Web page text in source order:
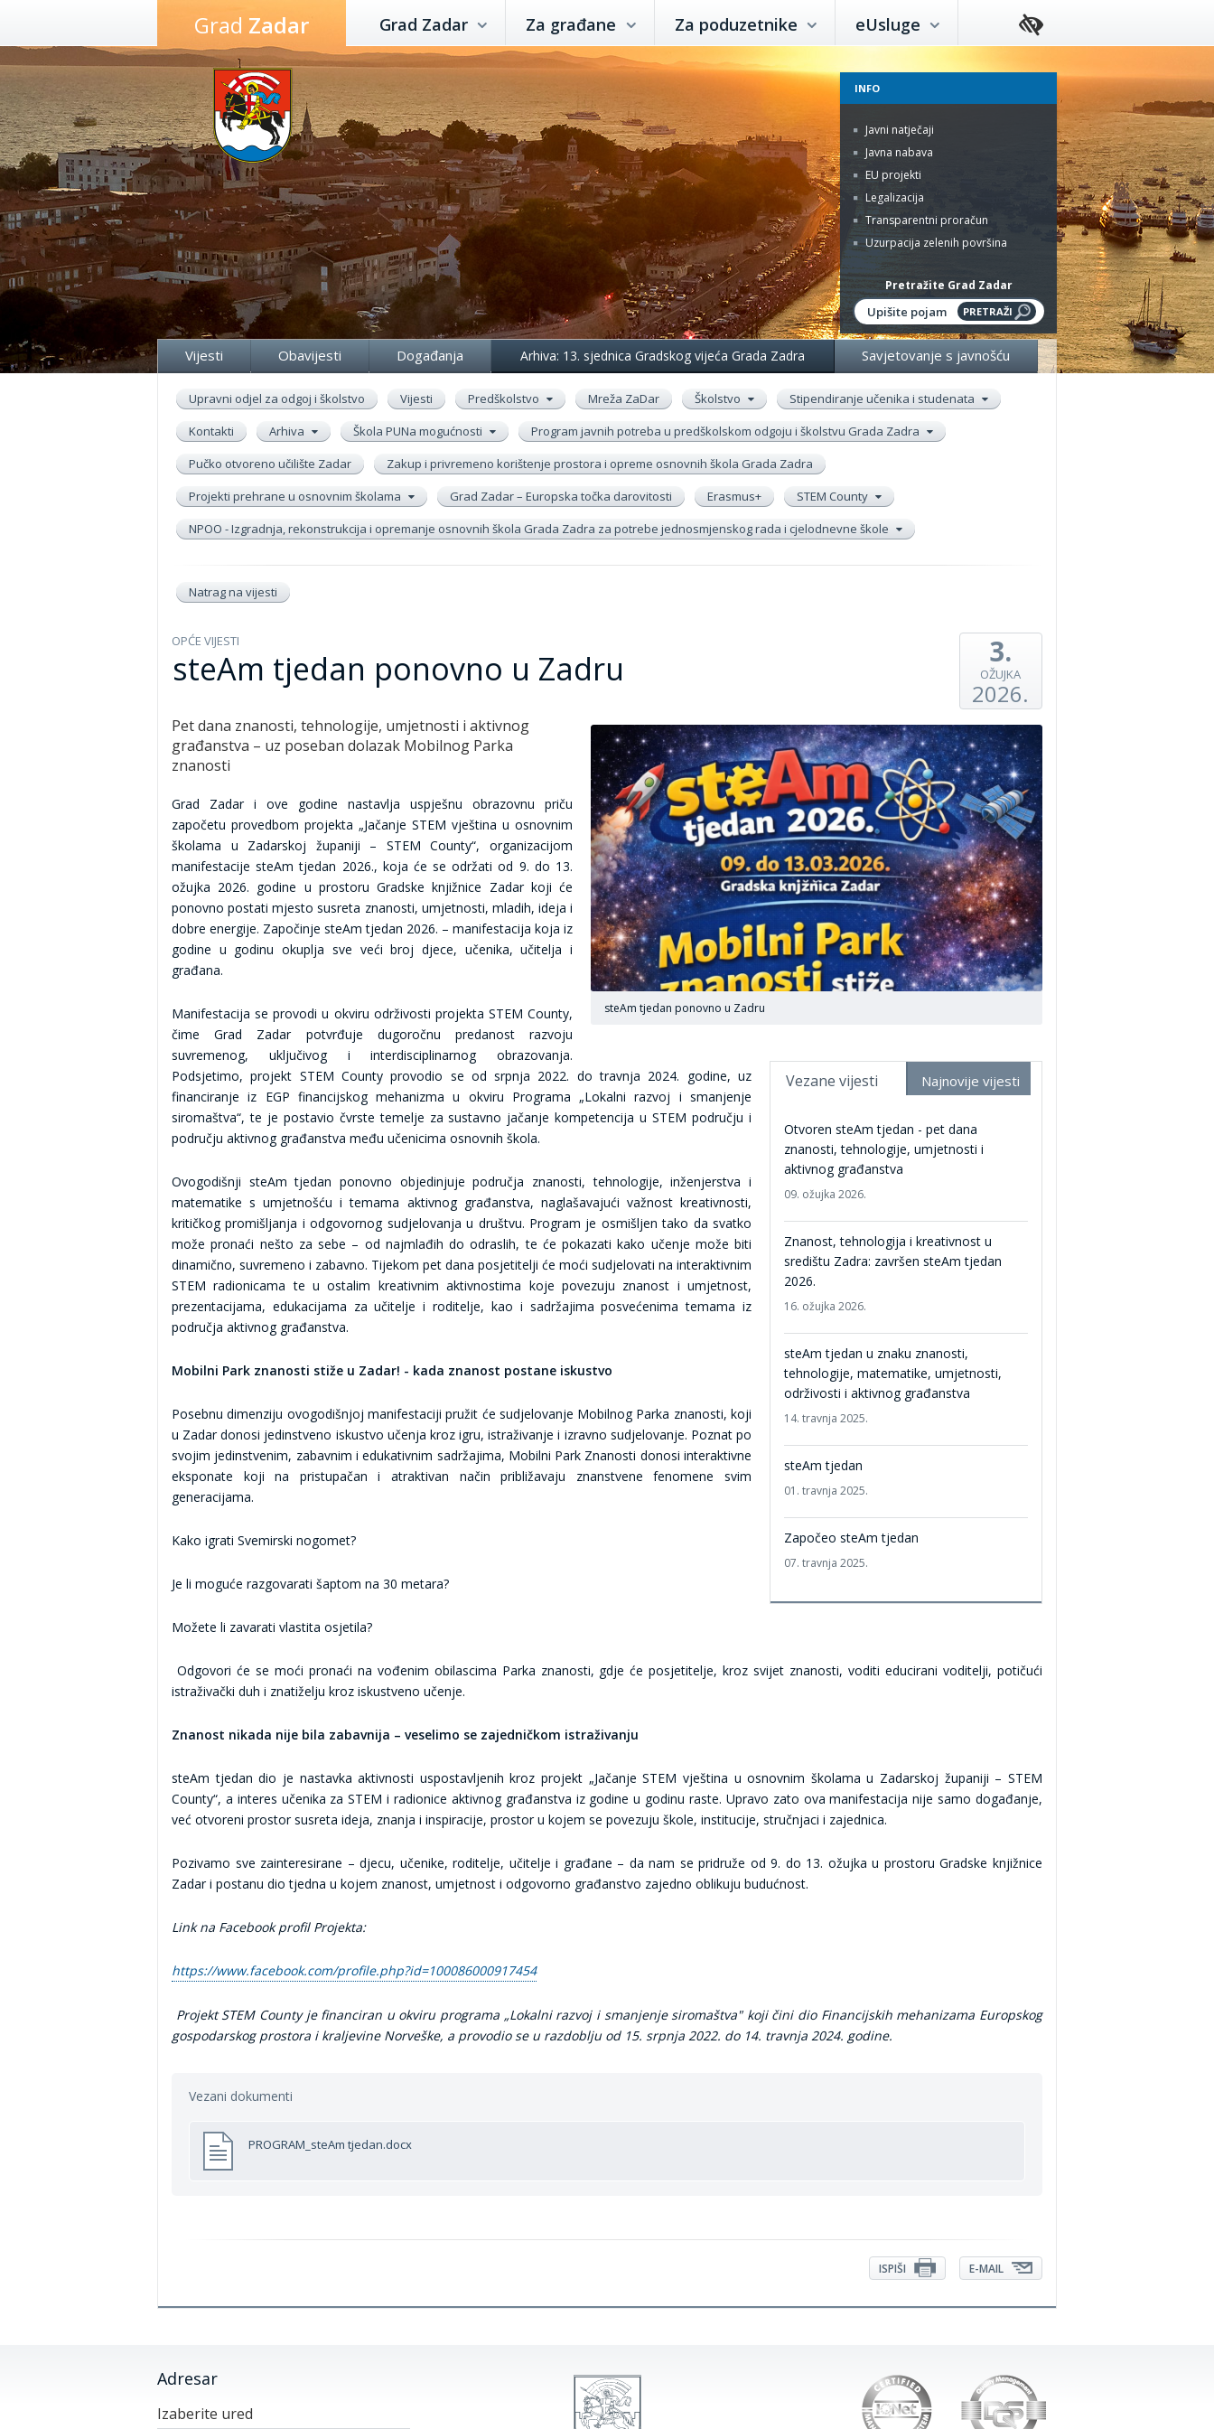
Preskoči
sadržaj
Grad Zadar Grad Zadar Za građane Za poduzetnike eUsluge
INFO
Javni natječaji
Javna nabava
EU projekti
Legalizacija
Transparentni proračun
Uzurpacija zelenih površina
Pretražite Grad Zadar
Vijesti Obavijesti Događanja Arhiva: 13. sjednica Gradskog vijeća Grada Zadra Savjetovanje s javnošću
Upravni odjel za odgoj i školstvo Vijesti Predškolstvo Mreža ZaDar Školstvo
Stipendiranje učenika i studenata
Kontakti
Arhiva Škola PUNa mogućnosti
Program javnih potreba u predškolskom odgoju i školstvu Grada Zadra
Pučko otvoreno učilište Zadar
Zakup i privremeno korištenje prostora i opreme osnovnih škola Grada Zadra
Projekti prehrane u osnovnim školama
Grad Zadar – Europska točka darovitosti Erasmus+
STEM County
NPOO - Izgradnja, rekonstrukcija i opremanje osnovnih škola Grada Zadra za potrebe jednosmjenskog rada i cjelodnevne škole
Natrag na vijesti
OPĆE VIJESTI
steAm tjedan ponovno u Zadru 3.
OŽUJKA
2026.
steAm tjedan ponovno u Zadru
Vezane vijesti Najnovije vijesti
Otvoren steAm tjedan - pet dana
znanosti, tehnologije, umjetnosti i
aktivnog građanstva
09. ožujka 2026.
Znanost, tehnologija i kreativnost u
središtu Zadra: završen steAm tjedan
2026.
16. ožujka 2026.
steAm tjedan u znaku znanosti,
tehnologije, matematike, umjetnosti,
održivosti i aktivnog građanstva
14. travnja 2025.
steAm tjedan
01. travnja 2025.
Započeo steAm tjedan
07. travnja 2025.
Pet dana znanosti, tehnologije, umjetnosti i aktivnog
građanstva – uz poseban dolazak Mobilnog Parka
znanosti
Grad Zadar i ove godine nastavlja uspješnu obrazovnu priču
započetu provedbom projekta „Jačanje STEM vještina u osnovnim
školama u Zadarskoj županiji – STEM County“, organizacijom
manifestacije steAm tjedan 2026., koja će se održati od 9. do 13.
ožujka 2026. godine u prostoru Gradske knjižnice Zadar koji će
ponovno postati mjesto susreta znanosti, umjetnosti, mladih, ideja i
dobre energije. Započinje steAm tjedan 2026. – manifestacija koja iz
godine u godinu okuplja sve veći broj djece, učenika, učitelja i
građana.
Manifestacija se provodi u okviru održivosti projekta STEM County,
čime Grad Zadar potvrđuje dugoročnu predanost razvoju
suvremenog, uključivog i interdisciplinarnog obrazovanja.
Podsjetimo, projekt STEM County provodio se od srpnja 2022. do travnja 2024. godine, uz
financiranje iz EGP financijskog mehanizma u okviru Programa „Lokalni razvoj i smanjenje
siromaštva“, te je postavio čvrste temelje za sustavno jačanje kompetencija u STEM području i
području aktivnog građanstva među učenicima osnovnih škola.
Ovogodišnji steAm tjedan ponovno objedinjuje područja znanosti, tehnologije, inženjerstva i
matematike s umjetnošću i temama aktivnog građanstva, naglašavajući važnost kreativnosti,
kritičkog promišljanja i odgovornog sudjelovanja u društvu. Program je osmišljen tako da svatko
može pronaći nešto za sebe – od najmlađih do odraslih, te će pokazati kako učenje može biti
dinamično, suvremeno i zabavno. Tijekom pet dana posjetitelji će moći sudjelovati na interaktivnim
STEM radionicama te u ostalim kreativnim aktivnostima koje povezuju znanost i umjetnost,
prezentacijama, edukacijama za učitelje i roditelje, kao i sadržajima posvećenima temama iz
područja aktivnog građanstva.
Mobilni Park znanosti stiže u Zadar! - kada znanost postane iskustvo
Posebnu dimenziju ovogodišnjoj manifestaciji pružit će sudjelovanje Mobilnog Parka znanosti, koji
u Zadar donosi jedinstveno iskustvo učenja kroz igru, istraživanje i izravno sudjelovanje. Poznat po
svojim jedinstvenim, zabavnim i edukativnim sadržajima, Mobilni Park Znanosti donosi interaktivne
eksponate koji na pristupačan i atraktivan način približavaju znanstvene fenomene svim
generacijama.
Kako igrati Svemirski nogomet?
Je li moguće razgovarati šaptom na 30 metara?
Možete li zavarati vlastita osjetila?
Odgovori će se moći pronaći na vođenim obilascima Parka znanosti, gdje će posjetitelje, kroz svijet znanosti, voditi educirani voditelji, potičući
istraživački duh i znatiželju kroz iskustveno učenje.
Znanost nikada nije bila zabavnija – veselimo se zajedničkom istraživanju
steAm tjedan dio je nastavka aktivnosti uspostavljenih kroz projekt „Jačanje STEM vještina u osnovnim školama u Zadarskoj županiji – STEM
County“, a interes učenika za STEM i radionice aktivnog građanstva iz godine u godinu raste. Upravo zato ova manifestacija nije samo događanje,
već otvoreni prostor susreta ideja, znanja i inspiracije, prostor u kojem se povezuju škole, institucije, stručnjaci i zajednica.
Pozivamo sve zainteresirane – djecu, učenike, roditelje, učitelje i građane – da nam se pridruže od 9. do 13. ožujka u prostoru Gradske knjižnice
Zadar i postanu dio tjedna u kojem znanost, umjetnost i odgovorno građanstvo zajedno oblikuju budućnost.
Link na Facebook profil Projekta:
https://www.facebook.com/profile.php?id=100086000917454
Projekt STEM County je financiran u okviru programa „Lokalni razvoj i smanjenje siromaštva" koji čini dio Financijskih mehanizama Europskog
gospodarskog prostora i kraljevine Norveške, a provodio se u razdoblju od 15. srpnja 2022. do 14. travnja 2024. godine.
Vezani dokumenti
PROGRAM_steAm tjedan.docx
E-MAIL
ISPIŠI
Adresar
Izaberite ured